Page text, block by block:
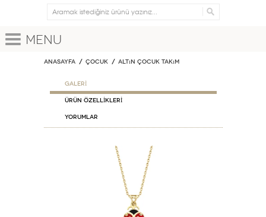
Menu
Anasayfa ÇOCUK Altın Çocuk Takım
GALERİ
ÜRÜN ÖZELLİKLERİ
Yorumlar